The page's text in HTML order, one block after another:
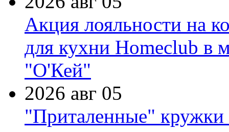
Акция лояльности на
для кухни Homeclub в
"О'Кей"
2026 авг 05
"Приталенные" кружки